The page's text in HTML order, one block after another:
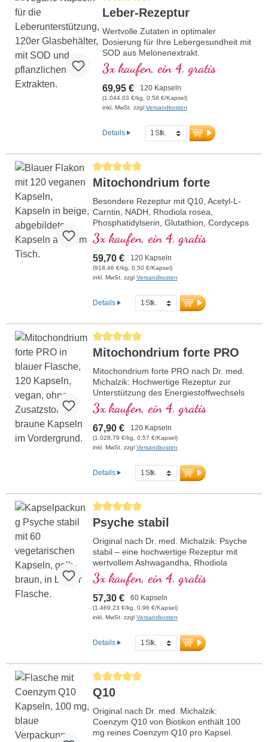
von Dr. med. Alexander Michalzik.
Leber-Rezeptur
Wertvolle Zutaten in optimaler
Dosierung für Ihre Lebergesundheit mit
SOD aus Melonenextrakt.
3x kaufen, ein 4. gratis
69,95 € 120 Kapseln
(1.044,03 €/kg, 0,58 €/Kapsel)
inkl. MwSt. zzgl Versandkosten
Details
Durchschnittliche Bewertung von 5 von 5 Sternen
Mitochondrium forte
Besondere Rezeptur mit Q10, Acetyl-L-
Carntin, NADH, Rhodiola rosea,
Phosphatidylserin, Glutathion, Cordyceps
und Kupfer, welches zu einem normalen
Stoffwechsel zur Energiegewinnung
beiträgt (in Form von ATP in der
Zellatmungskette).
3x kaufen, ein 4. gratis
59,70 € 120 Kapseln
(918,46 €/kg, 0,50 €/Kapsel)
inkl. MwSt. zzgl Versandkosten
Details
Durchschnittliche Bewertung von 5 von 5 Sternen
Mitochondrium forte PRO
Mitochondrium forte PRO nach Dr. med.
Michalzik: Hochwertige Rezeptur zur
Unterstützung des Energiestoffwechsels
und der Zellgesundheit. Mit NADH, Q10,
Resveratrol und Thiamin, welches den
Energiestoffwechsel fördert, sowie R-
Alpha-Liponsäure in der wertvollen
Sodium-R-Lipoat-Form. Aluminiumfreie
Erfahrung garantieren höchste Qualität.
Von Ärzten entwickelt.
mehr Informationen zu
Mitochondrium forte PRO
3x kaufen, ein 4. gratis
67,90 € 120 Kapseln
(1.028,79 €/kg, 0,57 €/Kapsel)
inkl. MwSt. zzgl Versandkosten
Details
Durchschnittliche Bewertung von 5 von 5 Sternen
Psyche stabil
Original nach Dr. med. Michalzik: Psyche
stabil – eine hochwertige Rezeptur mit
wertvollem Ashwagandha, Rhodiola
rosea, Phosphatidylserin, SAMe, Omega
3 und Vitamin B12, welches zu einer
normalen Funktion der Psyche beiträgt.
Enthält biologisch aktive Formen von
Vitamin B2, B6, B12 und Folsäure für
Deutschland mit über 20-jähriger
Erfahrung und basierend auf über 40
hochreinen pflanzlichen Kapselhüllen sind
frei von PEG und Carrageen und das
Siegel Aluminium-frei.Psyche stabil nach
Dr. med. Michalzik – bewährt, zertifiziert
und nachhaltig für Ihr Wohlbefinden.
3x kaufen, ein 4. gratis
57,30 € 60 Kapseln
(1.469,23 €/kg, 0,96 €/Kapsel)
inkl. MwSt. zzgl Versandkosten
Details
Durchschnittliche Bewertung von 5 von 5 Sternen
Q10
Original nach Dr. med. Michalzik:
Coenzym Q10 von Biotikon enthält 100
mg reines Coenzym Q10 pro Kapsel.